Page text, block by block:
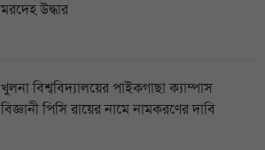
মরদেহ উদ্ধার
খুলনা বিশ্ববিদ্যালয়ের পাইকগাছা ক্যাম্পাস
বিজ্ঞানী পিসি রায়ের নামে নামকরণের দাবি